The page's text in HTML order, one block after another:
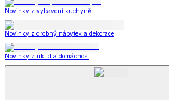
Novinky z vybavení kuchyně
Novinky z drobný nábytek a dekorace
Novinky z úklid a domácnost